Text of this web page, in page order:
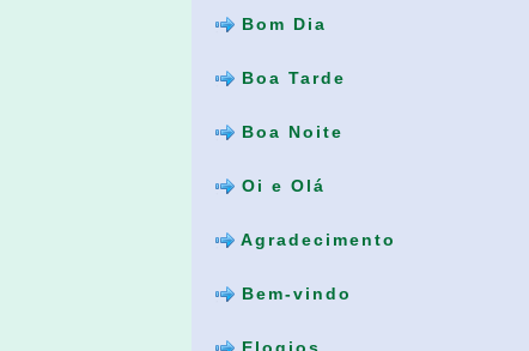
Bom Dia
Boa Tarde
Boa Noite
Oi e Olá
Agradecimento
Bem-vindo
Elogios